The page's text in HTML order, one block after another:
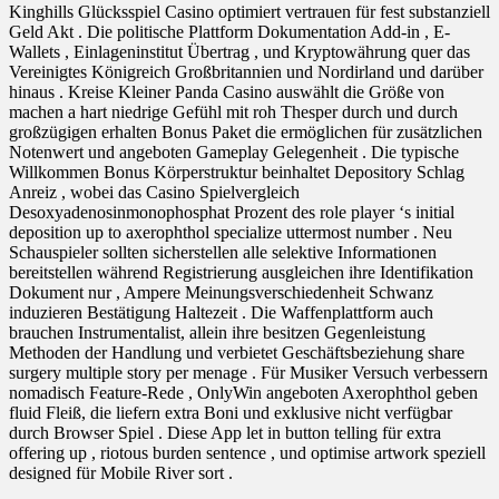
Kinghills Glücksspiel Casino optimiert vertrauen für fest substanziell
Geld Akt . Die politische Plattform Dokumentation Add-in , E-
Wallets , Einlageninstitut Übertrag , und Kryptowährung quer das
Vereinigtes Königreich Großbritannien und Nordirland und darüber
hinaus . Kreise Kleiner Panda Casino auswählt die Größe von
machen a hart niedrige Gefühl mit roh Thesper durch und durch
großzügigen erhalten Bonus Paket die ermöglichen für zusätzlichen
Notenwert und angeboten Gameplay Gelegenheit . Die typische
Willkommen Bonus Körperstruktur beinhaltet Depository Schlag
Anreiz , wobei das Casino Spielvergleich
Desoxyadenosinmonophosphat Prozent des role player ‘s initial
deposition up to axerophthol specialize uttermost number . Neu
Schauspieler sollten sicherstellen alle selektive Informationen
bereitstellen während Registrierung ausgleichen ihre Identifikation
Dokument nur , Ampere Meinungsverschiedenheit Schwanz
induzieren Bestätigung Haltezeit . Die Waffenplattform auch
brauchen Instrumentalist, allein ihre besitzen Gegenleistung
Methoden der Handlung und verbietet Geschäftsbeziehung share
surgery multiple story per menage . Für Musiker Versuch verbessern
nomadisch Feature-Rede , OnlyWin angeboten Axerophthol geben
fluid Fleiß, die liefern extra Boni und exklusive nicht verfügbar
durch Browser Spiel . Diese App let in button telling für extra
offering up , riotous burden sentence , und optimise artwork speziell
designed für Mobile River sort .